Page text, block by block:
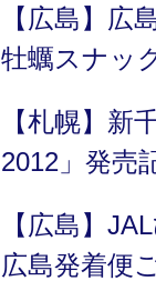
【広島】広
牡蠣スナッ
【札幌】新
2012」発売
【広島】
広島発着便